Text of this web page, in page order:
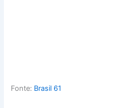
Fonte: Brasil 61